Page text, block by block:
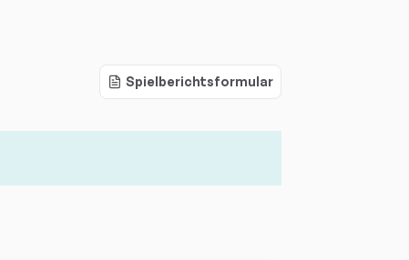
Spielberichtsformular